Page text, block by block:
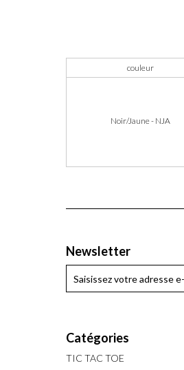
couleur
Noir/Jaune - NJA
Newsletter
Catégories
TIC TAC TOE